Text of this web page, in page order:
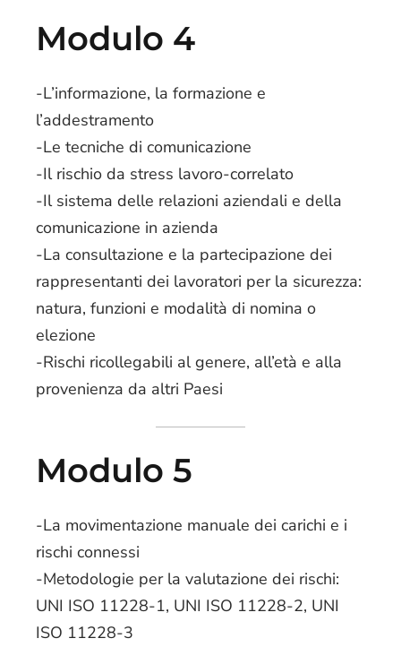
Modulo 4
-L’informazione, la formazione e
l’addestramento
-Le tecniche di comunicazione
-Il rischio da stress lavoro-correlato
-Il sistema delle relazioni aziendali e della
comunicazione in azienda
-La consultazione e la partecipazione dei
rappresentanti dei lavoratori per la sicurezza:
natura, funzioni e modalità di nomina o
elezione
-Rischi ricollegabili al genere, all’età e alla
provenienza da altri Paesi
Modulo 5
-La movimentazione manuale dei carichi e i
rischi connessi
-Metodologie per la valutazione dei rischi:
UNI ISO 11228-1, UNI ISO 11228-2, UNI
ISO 11228-3